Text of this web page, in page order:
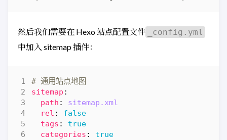
然后我们需要在 Hexo 站点配置文件
_config.yml
中加入 sitemap 插件：
# 通用站点地图
sitemap :
path :
sitemap.xml
rel :
false
tags :
true
categories : true